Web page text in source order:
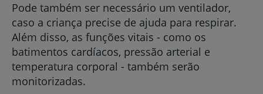
Pode também ser necessário um ventilador,
caso a criança precise de ajuda para respirar.
Além disso, as funções vitais - como os
batimentos cardíacos, pressão arterial e
temperatura corporal - também serão
monitorizadas.